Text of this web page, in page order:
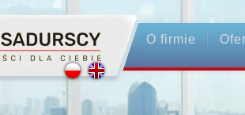
O firmie